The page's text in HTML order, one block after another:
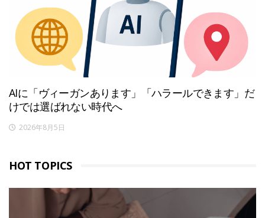
AIに「ヴィーガンあります」「ハラールできます」だ
けでは選ばれない時代へ
2026年8月5日
HOT TOPICS